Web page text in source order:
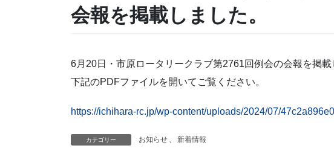
会報を掲載しました。
6月20日・市原ロータリークラブ第2761回例会の会報を掲載
下記のPDFファイルを開いてご覧ください。
https://ichihara-rc.jp/wp-content/uploads/2024/07/
カテゴリー お知らせ 、 新着情報